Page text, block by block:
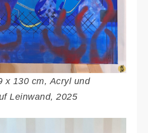
x 130 cm, Acryl und
Leinwand, 2025